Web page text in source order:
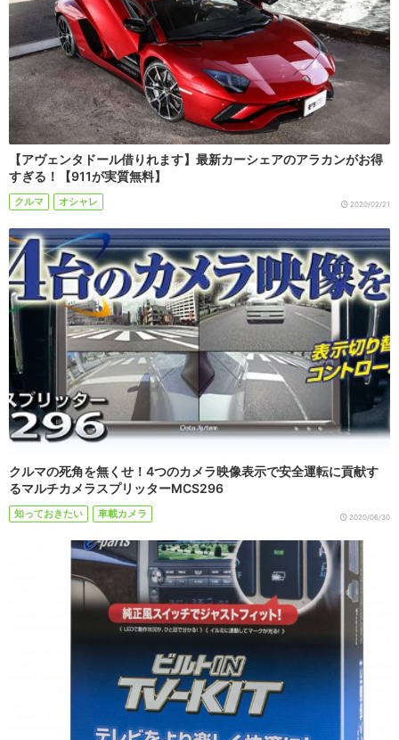
【アヴェンタドール借りれます】最新カーシェアのアラカンがお得
すぎる！【911が実質無料】
クルマ オシャレ 2020/02/21
クルマの死角を無くせ！4つのカメラ映像表示で安全運転に貢献す
るマルチカメラスプリッターMCS296
知っておきたい 車載カメラ 2020/06/30